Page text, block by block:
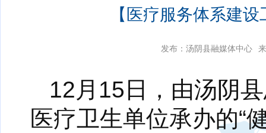
【医疗服务体系建
发布：汤阴县融媒体中心
12月15日，由汤阴
医疗卫生单位承办的“